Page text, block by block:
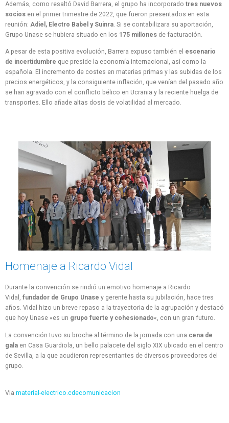
Además, como resaltó David Barrera, el grupo ha incorporado tres nuevos
socios en el primer trimestre de 2022, que fueron presentados en esta
reunión: Adiel, Electro Babel y Suinra. Si se contabilizara su aportación,
Grupo Unase se hubiera situado en los 175 millones de facturación.
A pesar de esta positiva evolución, Barrera expuso también el escenario
de incertidumbre que preside la economía internacional, así como la
española. El incremento de costes en materias primas y las subidas de los
precios energéticos, y la consiguiente inflación, que venían del pasado año
se han agravado con el conflicto bélico en Ucrania y la reciente huelga de
transportes. Ello añade altas dosis de volatilidad al mercado.
Homenaje a Ricardo Vidal
Durante la convención se rindió un emotivo homenaje a Ricardo
Vidal, fundador de Grupo Unase y gerente hasta su jubilación, hace tres
años. Vidal hizo un breve repaso a la trayectoria de la agrupación y destacó
que hoy Unase «es un grupo fuerte y cohesionado«, con un gran futuro.
La convención tuvo su broche al término de la jornada con una cena de
gala en Casa Guardiola, un bello palacete del siglo XIX ubicado en el centro
de Sevilla, a la que acudieron representantes de diversos proveedores del
grupo.
Via material-electrico.cdecomunicacion